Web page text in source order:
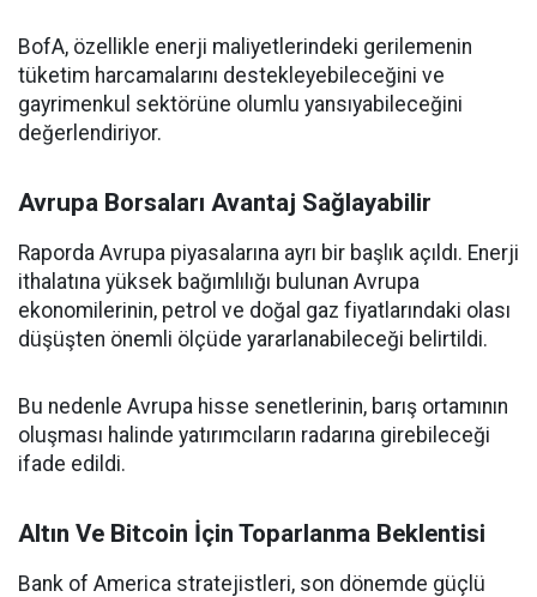
BofA, özellikle enerji maliyetlerindeki gerilemenin
tüketim harcamalarını destekleyebileceğini ve
gayrimenkul sektörüne olumlu yansıyabileceğini
değerlendiriyor.
Avrupa Borsaları Avantaj Sağlayabilir
Raporda Avrupa piyasalarına ayrı bir başlık açıldı. Enerji
ithalatına yüksek bağımlılığı bulunan Avrupa
ekonomilerinin, petrol ve doğal gaz fiyatlarındaki olası
düşüşten önemli ölçüde yararlanabileceği belirtildi.
Bu nedenle Avrupa hisse senetlerinin, barış ortamının
oluşması halinde yatırımcıların radarına girebileceği
ifade edildi.
Altın Ve Bitcoin İçin Toparlanma Beklentisi
Bank of America stratejistleri, son dönemde güçlü